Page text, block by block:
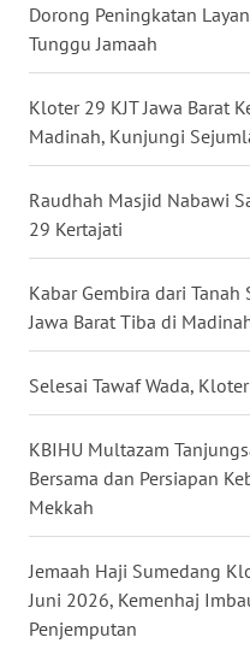
Dorong Peningkatan
Tunggu Jamaah
Kloter 29 KJT Jawa Barat
Madinah, Kunjungi
Raudhah Masjid Nabawi
29 Kertajati
Kabar Gembira dari Tanah
Jawa Barat Tiba di
Selesai Tawaf Wada,
KBIHU Multazam
Bersama dan Persiapan
Mekkah
Jemaah Haji Sumedang
Juni 2026, Kemenhaj
Penjemputan
WN
JAMBI
WN
SULTRA
WN
NTB
WN
SULTENG
WN
BABEL
SUMBAR
WN